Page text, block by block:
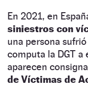
En 2021, en
siniestros con
una persona
computa la DGT a
aparecen
de Víctimas de